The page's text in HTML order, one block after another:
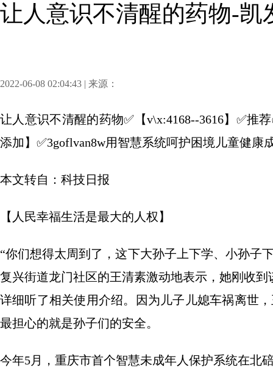
让人意识不清醒的药物-凯
2022-06-08 02:04:43 | 来源：
让人意识不清醒的药物✅【v\x:4168--3616】✅推
添加】✅3goflvan8w用智慧系统呵护困境儿童健康
本文转自：科技日报
【人民幸福生活是最大的人权】
“你们想得太周到了，这下大孙子上下学、小孙子
复兴街道龙门社区的王清素激动地表示，她刚收
详细听了相关使用介绍。因为儿子儿媳车祸离世
最担心的就是孙子们的安全。
今年5月，重庆市首个智慧未成年人保护系统在北